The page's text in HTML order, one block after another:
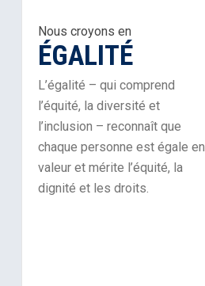
Nous croyons en
ÉGALITÉ
L’égalité – qui comprend
l’équité, la diversité et
l’inclusion – reconnaît que
chaque personne est égale en
valeur et mérite l’équité, la
dignité et les droits.
Equality